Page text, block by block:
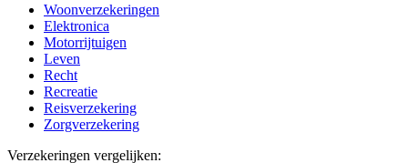
Woonverzekeringen
Elektronica
Motorrijtuigen
Leven
Recht
Recreatie
Reisverzekering
Zorgverzekering
Verzekeringen vergelijken: